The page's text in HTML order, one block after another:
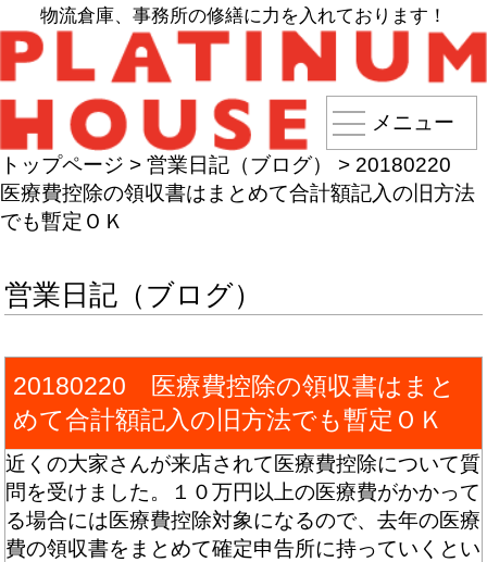
物流倉庫、事務所の修繕に力を入れております！
メニュー
トップページ > 営業日記（ブログ） > 20180220
医療費控除の領収書はまとめて合計額記入の旧方法
でも暫定ＯＫ
営業日記（ブログ）
20180220 医療費控除の領収書はまと
めて合計額記入の旧方法でも暫定ＯＫ
近くの大家さんが来店されて医療費控除について質
問を受けました。１０万円以上の医療費がかかって
る場合には医療費控除対象になるので、去年の医療
費の領収書をまとめて確定申告所に持っていくとい